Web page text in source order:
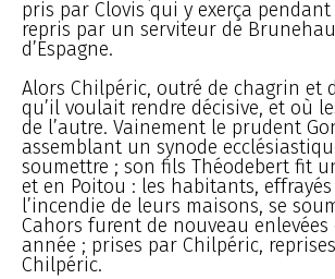
pris par Clovis qui y exerça
repris par un serviteur de
d’Espagne.
Alors Chilpéric, outré de chagrin et
qu’il voulait rendre décisive, et où
de l’autre. Vainement le prudent
assemblant un synode
soumettre ; son fils Théodebert fit
et en Poitou : les habitants,
l’incendie de leurs maisons, se
Cahors furent de nouveau
année ; prises par Chilpéric,
Chilpéric.